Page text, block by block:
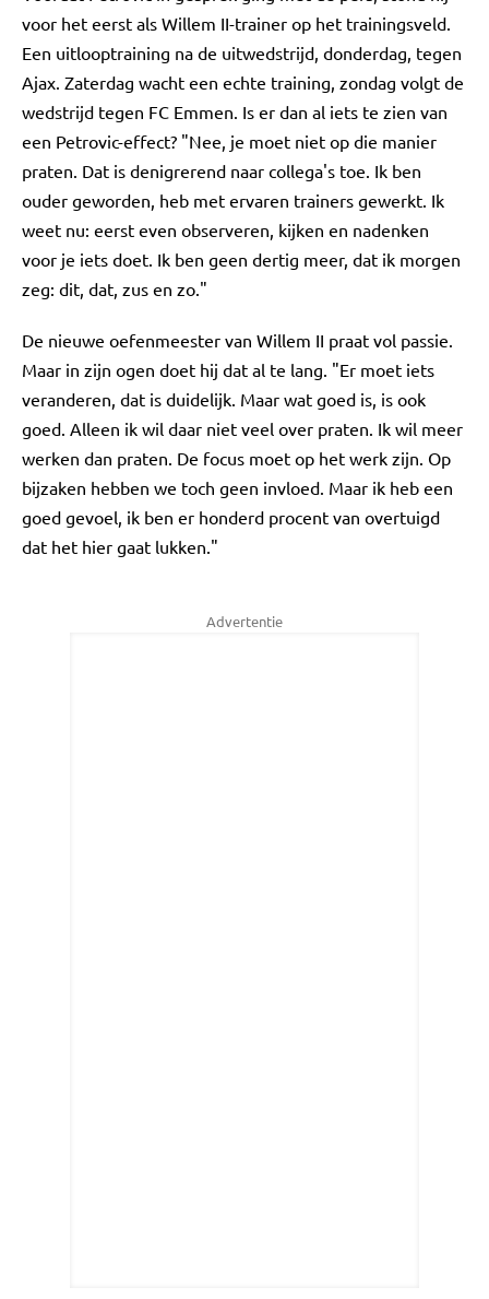
voor het eerst als Willem II-trainer op het trainingsveld.
Een uitlooptraining na de uitwedstrijd, donderdag, tegen
Ajax. Zaterdag wacht een echte training, zondag volgt de
wedstrijd tegen FC Emmen. Is er dan al iets te zien van
een Petrovic-effect? "Nee, je moet niet op die manier
praten. Dat is denigrerend naar collega's toe. Ik ben
ouder geworden, heb met ervaren trainers gewerkt. Ik
weet nu: eerst even observeren, kijken en nadenken
voor je iets doet. Ik ben geen dertig meer, dat ik morgen
zeg: dit, dat, zus en zo."
De nieuwe oefenmeester van Willem II praat vol passie.
Maar in zijn ogen doet hij dat al te lang. "Er moet iets
veranderen, dat is duidelijk. Maar wat goed is, is ook
goed. Alleen ik wil daar niet veel over praten. Ik wil meer
werken dan praten. De focus moet op het werk zijn. Op
bijzaken hebben we toch geen invloed. Maar ik heb een
goed gevoel, ik ben er honderd procent van overtuigd
dat het hier gaat lukken."
Advertentie